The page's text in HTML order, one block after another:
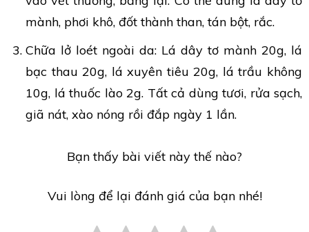
mành, phơi khô, đốt thành than, tán bột, rắc.
Chữa lở loét ngoài da: Lá dây tơ mành 20g, lá
bạc thau 20g, lá xuyên tiêu 20g, lá trầu không
10g, lá thuốc lào 2g. Tất cả dùng tươi, rửa sạch,
giã nát, xào nóng rồi đắp ngày 1 lần.
Bạn thấy bài viết này thế nào?
Vui lòng để lại đánh giá của bạn nhé!